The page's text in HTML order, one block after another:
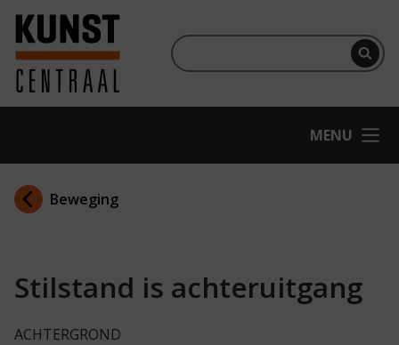
Ga naar hoofdinhoud
Terug naar homepage
OPEN
MENU
Beweging
Stilstand is achteruitgang
ACHTERGROND